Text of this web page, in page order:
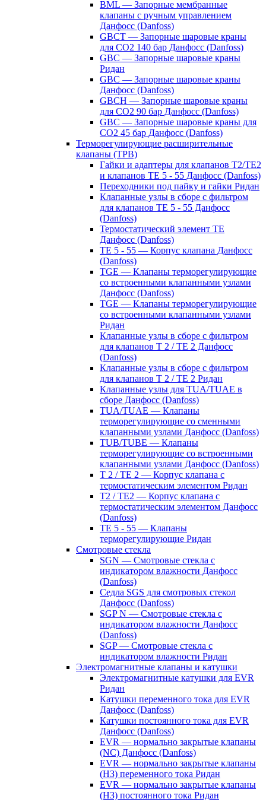
BML — Запорные мембранные
клапаны с ручным управлением
Данфосс (Danfoss)
GBCT — Запорные шаровые краны
для CO2 140 бар Данфосс (Danfoss)
GBC — Запорные шаровые краны
Ридан
GBC — Запорные шаровые краны
Данфосс (Danfoss)
GBCH — Запорные шаровые краны
для CO2 90 бар Данфосс (Danfoss)
GBC — Запорные шаровые краны для
CO2 45 бар Данфосс (Danfoss)
Терморегулирующие расширительные
клапаны (ТРВ)
Гайки и адаптеры для клапанов T2/TE2
и клапанов TE 5 - 55 Данфосс (Danfoss)
Переходники под пайку и гайки Ридан
Клапанные узлы в сборе с фильтром
для клапанов TE 5 - 55 Данфосс
(Danfoss)
Термостатический элемент TE
Данфосс (Danfoss)
TE 5 - 55 — Корпус клапана Данфосс
(Danfoss)
TGE — Клапаны терморегулирующие
со встроенными клапанными узлами
Данфосс (Danfoss)
TGE — Клапаны терморегулирующие
со встроенными клапанными узлами
Ридан
Клапанные узлы в сборе с фильтром
для клапанов T 2 / TE 2 Данфосс
(Danfoss)
Клапанные узлы в сборе с фильтром
для клапанов T 2 / TE 2 Ридан
Клапанные узлы для TUA/TUAE в
сборе Данфосс (Danfoss)
TUA/TUAE — Клапаны
терморегулирующие со сменными
клапанными узлами Данфосс (Danfoss)
TUB/TUBE — Клапаны
терморегулирующие со встроенными
клапанными узлами Данфосс (Danfoss)
T 2 / TE 2 — Корпус клапана с
термостатическим элементом Ридан
T2 / TE2 — Корпус клапана с
термостатическим элементом Данфосс
(Danfoss)
TE 5 - 55 — Клапаны
терморегулирующие Ридан
Смотровые стекла
SGN — Смотровые стекла с
индикатором влажности Данфосс
(Danfoss)
Седла SGS для смотровых стекол
Данфосс (Danfoss)
SGP N — Смотровые стекла с
индикатором влажности Данфосс
(Danfoss)
SGP — Смотровые стекла с
индикатором влажности Ридан
Электромагнитные клапаны и катушки
Электромагнитные катушки для EVR
Ридан
Катушки переменного тока для EVR
Данфосс (Danfoss)
Катушки постоянного тока для EVR
Данфосс (Danfoss)
EVR — нормально закрытые клапаны
(NC) Данфосс (Danfoss)
EVR — нормально закрытые клапаны
(НЗ) переменного тока Ридан
EVR — нормально закрытые клапаны
(НЗ) постоянного тока Ридан